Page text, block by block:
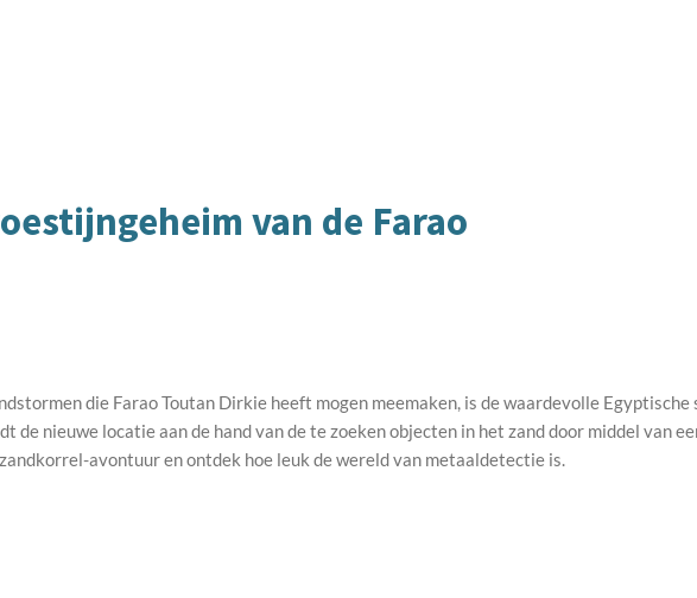
van de Farao
die Farao Toutan Dirkie heeft mogen meemaken, is de waardevolle
de nieuwe locatie aan de hand van de te zoeken objecten in het zand door middel van
avontuur en ontdek hoe leuk de wereld van metaaldetectie is.